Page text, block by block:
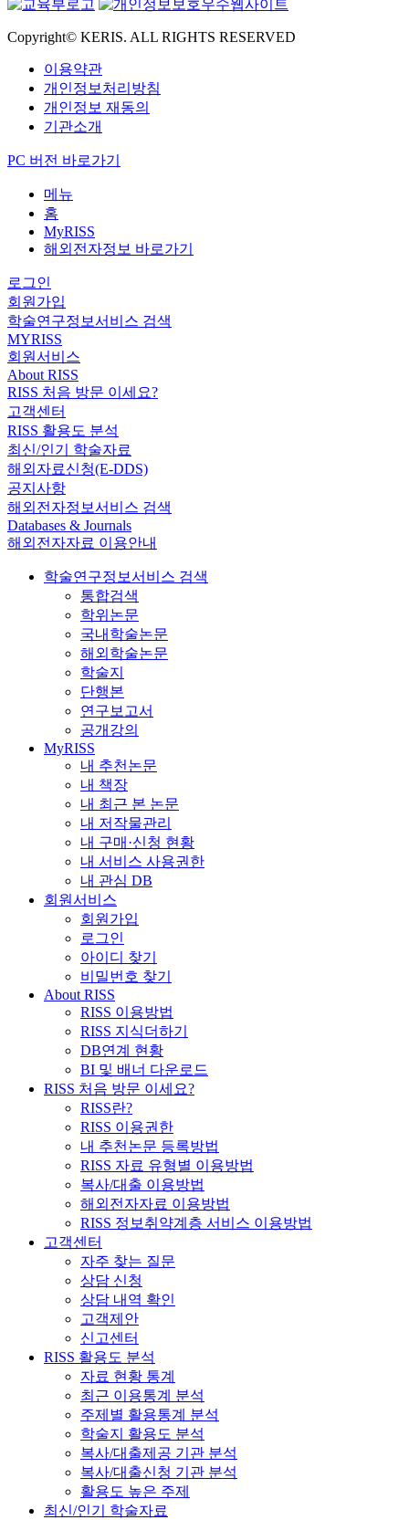
Copyright© KERIS. ALL RIGHTS RESERVED
이용약관
개인정보처리방침
개인정보 재동의
기관소개
PC 버전 바로가기
메뉴
홈
MyRISS
해외전자정보 바로가기
로그인
회원가입
학술연구정보서비스 검색
MYRISS
회원서비스
About RISS
RISS 처음 방문 이세요?
고객센터
RISS 활용도 분석
최신/인기 학술자료
해외자료신청(E-DDS)
공지사항
해외전자정보서비스 검색
Databases & Journals
해외전자자료 이용안내
학술연구정보서비스 검색
통합검색
학위논문
국내학술논문
해외학술논문
학술지
단행본
연구보고서
공개강의
MyRISS
내 추천논문
내 책장
내 최근 본 논문
내 저작물관리
내 구매·신청 현황
내 서비스 사용권한
내 관심 DB
회원서비스
회원가입
로그인
아이디 찾기
비밀번호 찾기
About RISS
RISS 이용방법
RISS 지식더하기
DB연계 현황
BI 및 배너 다운로드
RISS 처음 방문 이세요?
RISS란?
RISS 이용권한
내 추천논문 등록방법
RISS 자료 유형별 이용방법
복사/대출 이용방법
해외전자자료 이용방법
RISS 정보취약계층 서비스 이용방법
고객센터
자주 찾는 질문
상담 신청
상담 내역 확인
고객제안
신고센터
RISS 활용도 분석
자료 현황 통계
최근 이용통계 분석
주제별 활용통계 분석
학술지 활용도 분석
복사/대출제공 기관 분석
복사/대출신청 기관 분석
활용도 높은 주제
최신/인기 학술자료